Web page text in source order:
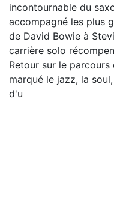
incontournable du
accompagné les plus
de David Bowie à
carrière solo
Retour sur le
marqué le jazz, la
d'u